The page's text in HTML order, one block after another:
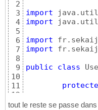
17
18
19
20
21
22
23
24
25
26
public
}
2
3
4
5
6
7
8
9
10
11
12
13
import
import
import
import
public
class
public
tout le reste se passe